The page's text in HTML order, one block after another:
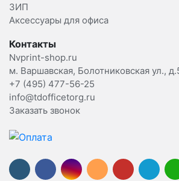
ЗИП
Аксессуары для офиса
Контакты
Nvprint-shop.ru
м. Варшавская, Болотниковская ул.,
+7 (495) 477-56-25
info@tdofficetorg.ru
Заказать звонок